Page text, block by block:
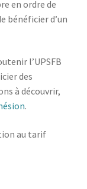
en ordre de
bénéficier d’un
l’UPSFB
des
à découvrir,
.
au tarif